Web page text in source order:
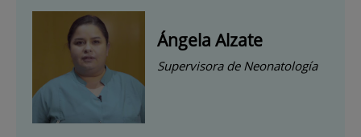
Ángela Alzate
Supervisora de Neonatología